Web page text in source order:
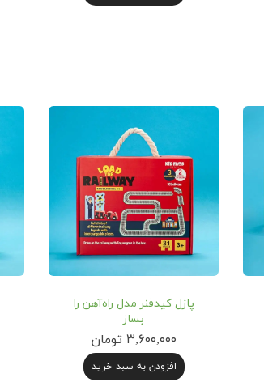
پازل کیدفنر مدل راه‌آهن را
بساز
۳,۶۰۰,۰۰۰ تومان
افزودن به سبد خرید